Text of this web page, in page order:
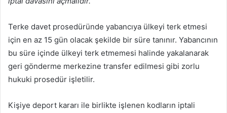
Terke davet prosedüründe yabancıya ülkeyi terk etmesi
için en az 15 gün olacak şekilde bir süre tanınır. Yabancının
bu süre içinde ülkeyi terk etmemesi halinde yakalanarak
geri gönderme merkezine transfer edilmesi gibi zorlu
hukuki prosedür işletilir.
Kişiye deport kararı ile birlikte işlenen kodların iptali